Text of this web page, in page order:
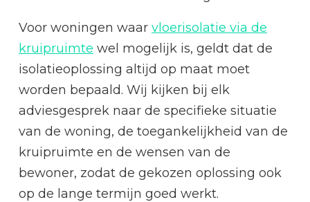
Voor woningen waar vloerisolatie via de
kruipruimte wel mogelijk is, geldt dat de
isolatieoplossing altijd op maat moet
worden bepaald. Wij kijken bij elk
adviesgesprek naar de specifieke situatie
van de woning, de toegankelijkheid van de
kruipruimte en de wensen van de
bewoner, zodat de gekozen oplossing ook
op de lange termijn goed werkt.